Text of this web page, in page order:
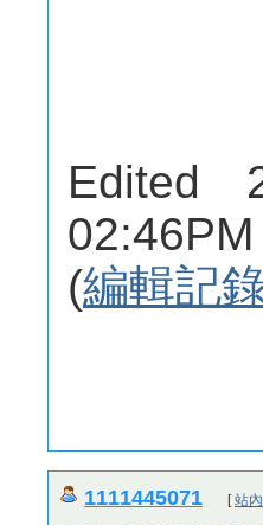
Edited
(編輯記
1111445071 [站